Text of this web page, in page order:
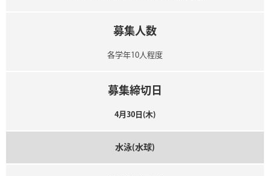
募集人数
各学年10人程度
募集締切日
4月30日(木)
水泳(水球)